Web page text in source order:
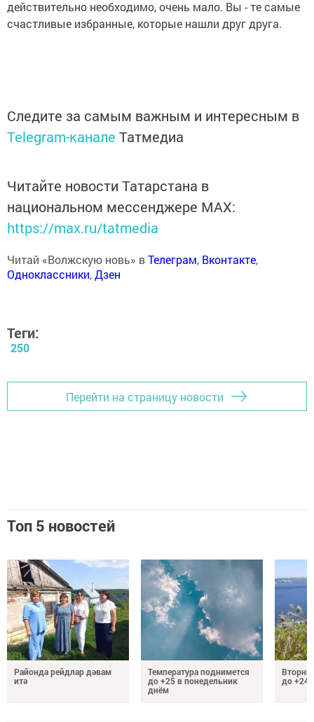
действительно необходимо, очень мало. Вы - те самые
счастливые избранные, которые нашли друг друга.
Следите за самым важным и интересным в
Telegram-канале Татмедиа
Читайте новости Татарстана в
национальном мессенджере MАХ:
https://max.ru/tatmedia
Читай «Волжскую новь» вТелеграм, Вконтакте,
Одноклассники,Дзен
Теги:
250
Перейти на страницу новости
Топ 5 новостей
Районда рейдлар дәвам
итә
Температура поднимется
до +25 в понедельник
днём
до +24